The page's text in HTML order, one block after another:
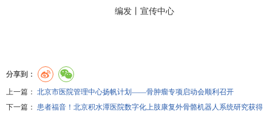
编发丨 宣传中心
分享到：
上一篇： 北京市医院管理中心扬帆计划——骨肿瘤专项启动会顺利召开
下一篇： 患者福音！北京积水潭医院数字化上肢康复外骨骼机器人系统研究获得